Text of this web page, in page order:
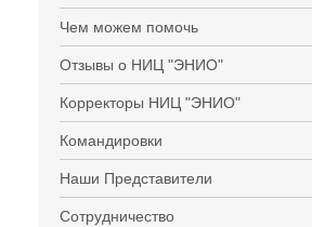
Чем можем помочь
Отзывы о НИЦ "ЭНИО"
Корректоры НИЦ "ЭНИО"
Командировки
Наши Представители
Сотрудничество